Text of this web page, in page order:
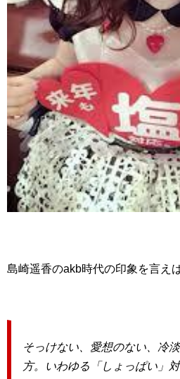
島崎遥香のakb時代の印象を言え
そっけない、愛想のない、冷
方。いわゆる「しょっぱい」